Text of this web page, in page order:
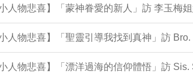
人物悲喜】「蒙神眷愛的新人」訪 李玉梅姐
人物悲喜】「聖靈引導我找到真神」訪 Bro.
人物悲喜】「漂洋過海的信仰體悟」訪 Sis.